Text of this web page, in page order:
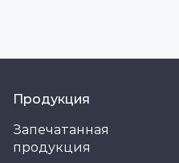
Продукция
Запечатанная
продукция